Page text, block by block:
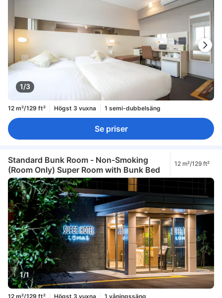
1/3
12 m²/129 ft² Högst 3 vuxna 1 semi-dubbelsäng
Se priser
Standard Bunk Room - Non-Smoking
(Room Only) Super Room with Bunk Bed
12 m²/129 ft²
1/1
12 m²/129 ft² Högst 3 vuxna 1 våningssäng